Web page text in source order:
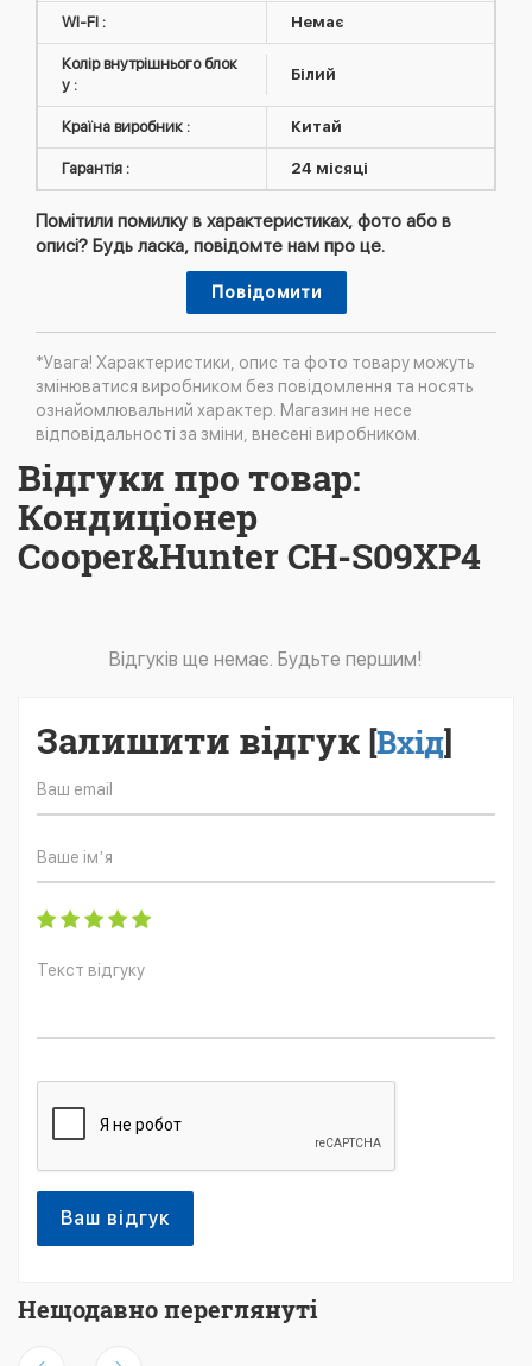
WI-FI : Немає
Колір внутрішнього блок
у :
Білий
Країна виробник : Китай
Гарантія : 24 місяці
Помітили помилку в характеристиках, фото або в
описі? Будь ласка, повідомте нам про це.
Повідомити
*Увага! Характеристики, опис та фото товару можуть
змінюватися виробником без повідомлення та носять
ознайомлювальний характер. Магазин не несе
відповідальності за зміни, внесені виробником.
Відгуки про товар:
Кондиціонер
Cooper&Hunter CH-S09XP4
Відгуків ще немає. Будьте першим!
Залишити відгук [Вхід]
Ваш відгук
Нещодавно переглянуті